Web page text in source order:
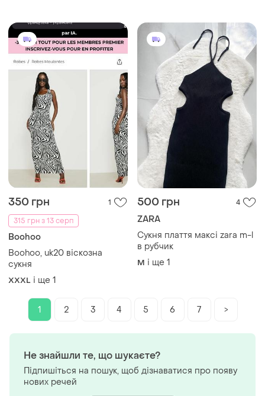
350 грн
1
315 грн з 13 серп
Boohoo
Boohoo, uk20 віскозна
сукня
XXXL і ще 1
500 грн 4
ZARA
Сукня плаття максі zara m-l
в рубчик
M і ще 1
1 2 3 4 5 6 7 >
Не знайшли те, що шукаєте?
Підпишіться на пошук, щоб дізнаватися про появу
нових речей